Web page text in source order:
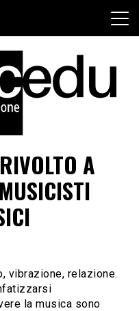
A
vibrazione, relazione.
la musica sono